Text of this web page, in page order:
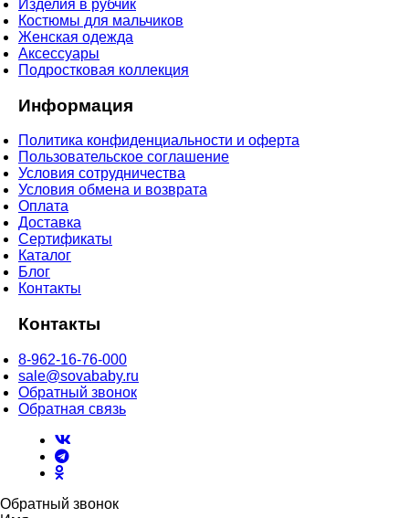
Изделия в рубчик
Костюмы для мальчиков
Женская одежда
Аксессуары
Подростковая коллекция
Информация
Политика конфиденциальности и оферта
Пользовательское соглашение
Условия сотрудничества
Условия обмена и возврата
Оплата
Доставка
Сертификаты
Каталог
Блог
Контакты
Контакты
8-962-16-76-000
sale@sovababy.ru
Обратный звонок
Обратная связь
Обратный звонок